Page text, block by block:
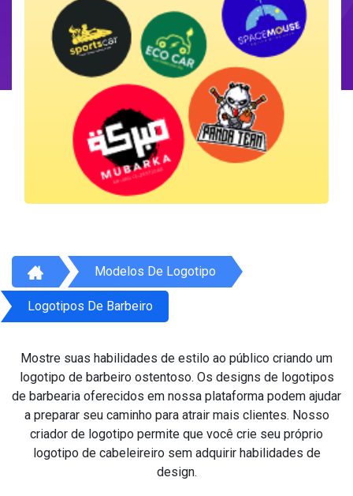
Modelos De Logotipo
Logotipos De Barbeiro
Mostre suas habilidades de estilo ao público criando um
logotipo de barbeiro ostentoso. Os designs de logotipos
de barbearia oferecidos em nossa plataforma podem ajudar
a preparar seu caminho para atrair mais clientes. Nosso
criador de logotipo permite que você crie seu próprio
logotipo de cabeleireiro sem adquirir habilidades de
design.